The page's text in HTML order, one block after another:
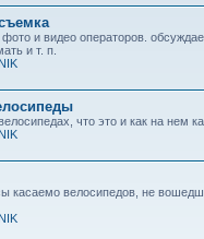
и видео операторов.
и т. п.
NIK
что это и как на нем
NIK
касаемо велосипедов, не
NIK